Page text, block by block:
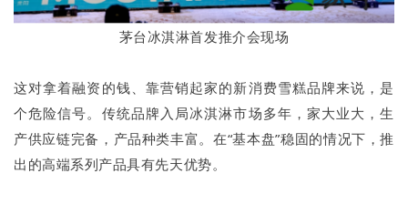
茅台冰淇淋首发推介会现场
这对拿着融资的钱、靠营销起家的新消费雪糕品牌来说，是
个危险信号。传统品牌入局冰淇淋市场多年，家大业大，生
产供应链完备，产品种类丰富。在“基本盘”稳固的情况下，推
出的高端系列产品具有先天优势。